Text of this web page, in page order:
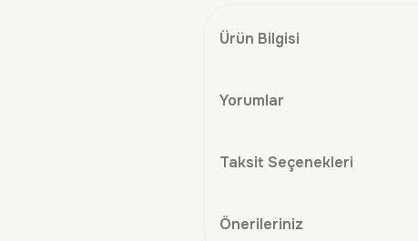
Ürün Bilgisi
Yorumlar
Taksit Seçenekleri
Önerileriniz